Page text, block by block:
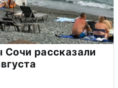
рассказали